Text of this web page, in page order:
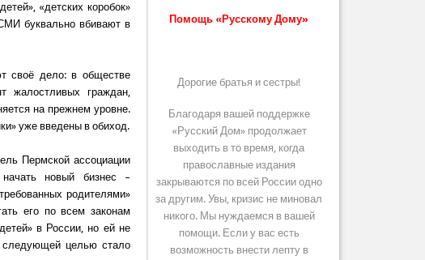
«детских коробок»
буквально вбивают в
своё дело: в обществе
жалостливых граждан,
на прежнем уровне.
уже введены в обиход.
Пермской ассоциации
новый бизнес –
родителями»
его по всем законам
в России, но ей не
следующей целью стало
Помощь «Русскому Дому»
Дорогие братья и сестры!
Благодаря вашей поддержке
«Русский Дом» продолжает
выходить в то время, когда
православные издания
закрываются по всей России одно
за другим. Увы, кризис не миновал
никого. Мы нуждаемся в вашей
помощи. Если у вас есть
возможность внести лепту в